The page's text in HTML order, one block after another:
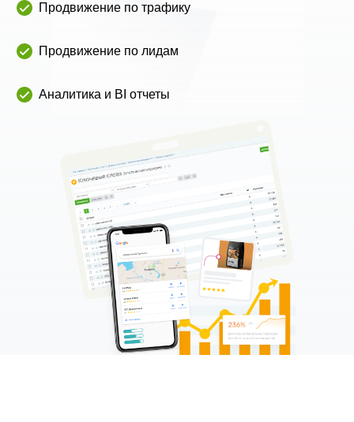
Продвижение по трафику
Продвижение по лидам
Аналитика и BI отчеты